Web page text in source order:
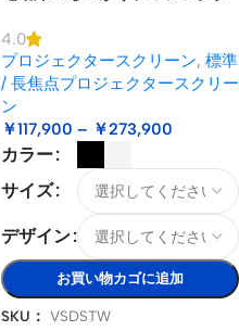
4.0
プロジェクタースクリーン, 標準
/ 長焦点プロジェクタースクリー
ン
￥117,900 – ￥273,900
カラー
サイズ
デザイン
お買い物カゴに追加
SKU： VSDSTW